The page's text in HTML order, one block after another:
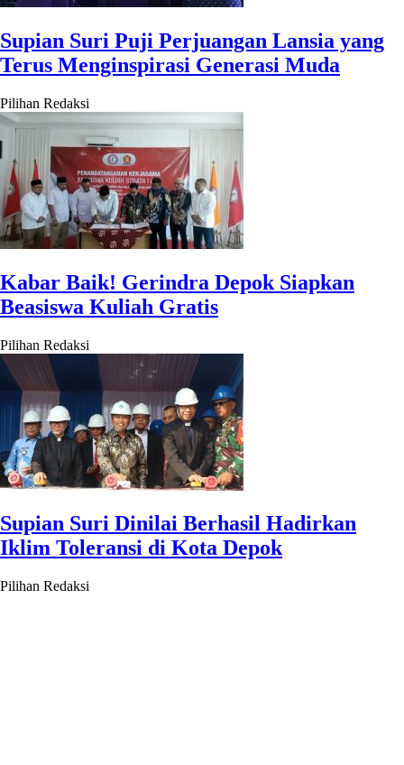
Supian Suri Puji Perjuangan Lansia yang
Terus Menginspirasi Generasi Muda
Pilihan Redaksi
Kabar Baik! Gerindra Depok Siapkan
Beasiswa Kuliah Gratis
Pilihan Redaksi
Supian Suri Dinilai Berhasil Hadirkan
Iklim Toleransi di Kota Depok
Pilihan Redaksi